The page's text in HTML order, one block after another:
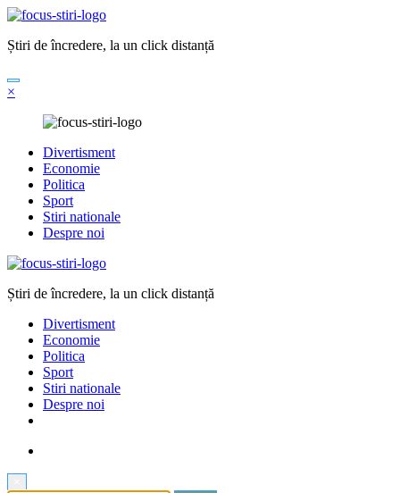
Sari
conținut
Știri de încredere, la un click distanță
×
Divertisment
Economie
Politica
Sport
Stiri nationale
Despre noi
Știri de încredere, la un click distanță
Divertisment
Economie
Politica
Sport
Stiri nationale
Despre noi